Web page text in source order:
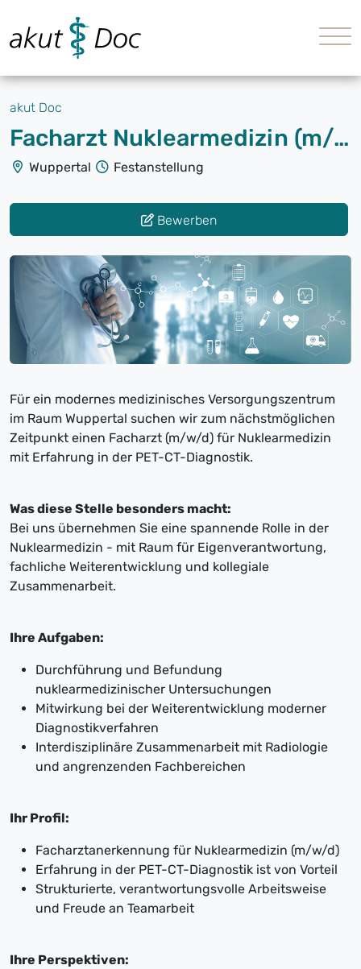
akut Doc
Facharzt Nuklearmedizin (m/w/d)
Wuppertal Festanstellung
Bewerben
Für ein modernes medizinisches Versorgungszentrum
im Raum Wuppertal suchen wir zum nächstmöglichen
Zeitpunkt einen Facharzt (m/w/d) für Nuklearmedizin
mit Erfahrung in der PET-CT-Diagnostik.
Was diese Stelle besonders macht:
Bei uns übernehmen Sie eine spannende Rolle in der
Nuklearmedizin - mit Raum für Eigenverantwortung,
fachliche Weiterentwicklung und kollegiale
Zusammenarbeit.
Ihre Aufgaben:
Durchführung und Befundung
nuklearmedizinischer Untersuchungen
Mitwirkung bei der Weiterentwicklung moderner
Diagnostikverfahren
Interdisziplinäre Zusammenarbeit mit Radiologie
und angrenzenden Fachbereichen
Ihr Profil:
Facharztanerkennung für Nuklearmedizin (m/w/d)
Erfahrung in der PET-CT-Diagnostik ist von Vorteil
Strukturierte, verantwortungsvolle Arbeitsweise
und Freude an Teamarbeit
Ihre Perspektiven: